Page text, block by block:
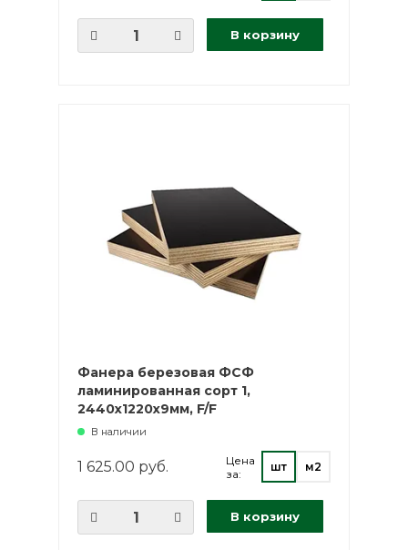
В корзину
Фанера березовая ФСФ
ламинированная сорт 1,
2440х1220х9мм, F/F
В наличии
1 625.00 руб.
Цена
за:
шт м2
В корзину